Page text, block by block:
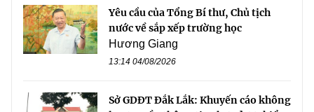
Yêu cầu của Tổng Bí thư, Chủ tịch
nước về sắp xếp trường học
Hương Giang
13:14 04/08/2026
Sở GDĐT Đắk Lắk: Khuyến cáo không